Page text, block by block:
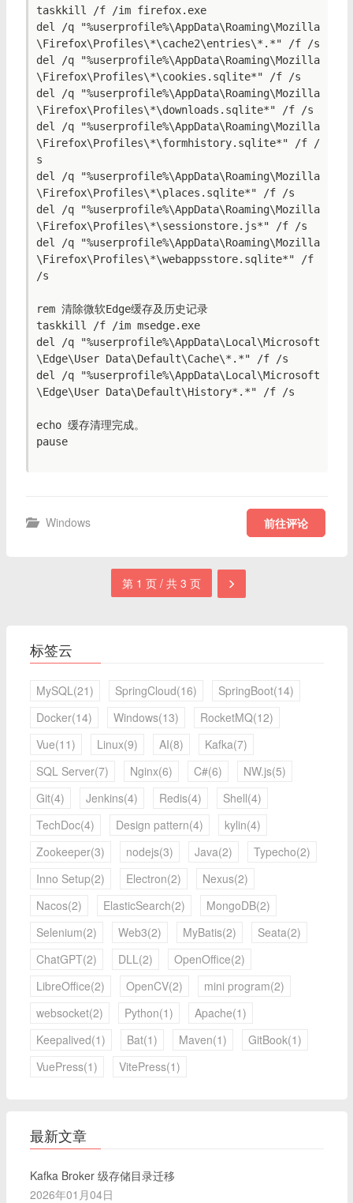
taskkill /f /im firefox.exe
del /q "%userprofile%\AppData\Roaming\Mozilla
\Firefox\Profiles\*\cache2\entries\*.*" /f /s
del /q "%userprofile%\AppData\Roaming\Mozilla
\Firefox\Profiles\*\cookies.sqlite*" /f /s
del /q "%userprofile%\AppData\Roaming\Mozilla
\Firefox\Profiles\*\downloads.sqlite*" /f /s
del /q "%userprofile%\AppData\Roaming\Mozilla
\Firefox\Profiles\*\formhistory.sqlite*" /f /
s
del /q "%userprofile%\AppData\Roaming\Mozilla
\Firefox\Profiles\*\places.sqlite*" /f /s
del /q "%userprofile%\AppData\Roaming\Mozilla
\Firefox\Profiles\*\sessionstore.js*" /f /s
del /q "%userprofile%\AppData\Roaming\Mozilla
\Firefox\Profiles\*\webappsstore.sqlite*" /f
/s
rem 清除微软Edge缓存及历史记录
taskkill /f /im msedge.exe
del /q "%userprofile%\AppData\Local\Microsoft
\Edge\User Data\Default\Cache\*.*" /f /s
del /q "%userprofile%\AppData\Local\Microsoft
\Edge\User Data\Default\History*.*" /f /s
echo 缓存清理完成。
pause
Windows 前往评论
第 1 页 / 共 3 页
标签云
MySQL(21) SpringCloud(16)
SpringBoot(14)
Docker(14)
Windows(13)
RocketMQ(12)
Vue(11)
Linux(9) AI(8)
Kafka(7)
SQL Server(7)
Nginx(6) C#(6)
NW.js(5)
Git(4)
Jenkins(4) Redis(4)
Shell(4)
TechDoc(4)
Design pattern(4)
kylin(4)
Zookeeper(3)
nodejs(3) Java(2)
Typecho(2)
Inno Setup(2)
Electron(2)
Nexus(2)
Nacos(2)
ElasticSearch(2)
MongoDB(2)
Selenium(2)
Web3(2) MyBatis(2)
Seata(2)
ChatGPT(2)
DLL(2)
OpenOffice(2)
LibreOffice(2)
OpenCV(2)
mini program(2)
websocket(2)
Python(1)
Apache(1)
Keepalived(1)
Bat(1) Maven(1)
GitBook(1)
VuePress(1)
VitePress(1)
最新文章
Kafka Broker 级存储目录迁移
2026年01月04日